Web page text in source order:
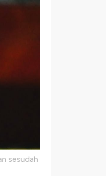
sesudah